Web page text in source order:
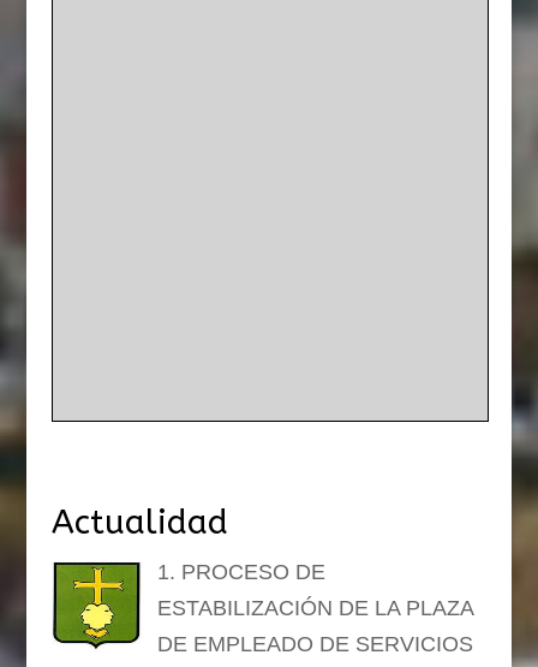
Actualidad
1. PROCESO DE
ESTABILIZACIÓN DE LA PLAZA
DE EMPLEADO DE SERVICIOS